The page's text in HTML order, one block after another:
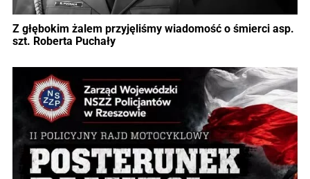
Z głębokim żalem przyjęliśmy wiadomość o śmierci asp.
szt. Roberta Puchały